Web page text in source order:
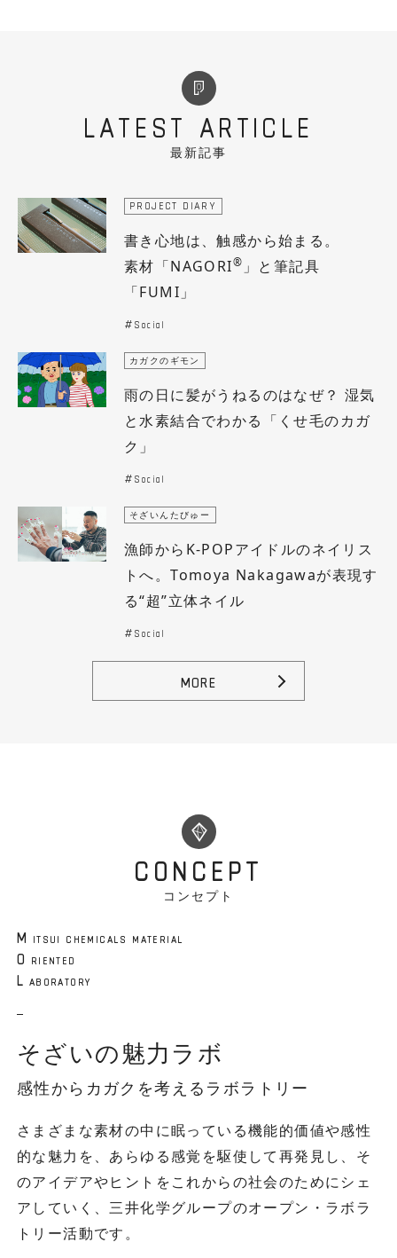
LATEST ARTICLE
最新記事
PROJECT DIARY
書き心地は、触感から始まる。
素材「NAGORI® 」と筆記具
「FUMI」
Social
カガクのギモン
雨の日に髪がうねるのはなぜ？ 湿気
と水素結合でわかる「くせ毛のカガ
ク」
Social
そざいんたびゅー
漁師からK-POPアイドルのネイリス
トへ。Tomoya Nakagawaが表現す
る“超”立体ネイル
Social
MORE
CONCEPT
コンセプト
M ITSUI CHEMICALS MATERIAL
O RIENTED
L ABORATORY
そざいの魅力ラボ
感性からカガクを考えるラボラトリー
さまざまな素材の中に眠っている機能的価値や感性
的な魅力を、あらゆる感覚を駆使して再発見し、そ
のアイデアやヒントをこれからの社会のためにシェ
アしていく、三井化学グループのオープン・ラボラ
トリー活動です。